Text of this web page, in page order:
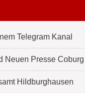
Telegram Kanal
Neuen Presse
Hildburghausen